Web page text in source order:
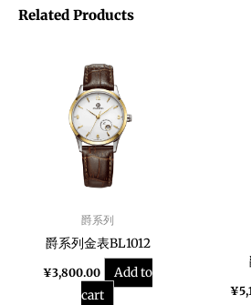
Related Products
爵系列
爵系列金表BL1012
¥3,800.00
Add to
cart
¥